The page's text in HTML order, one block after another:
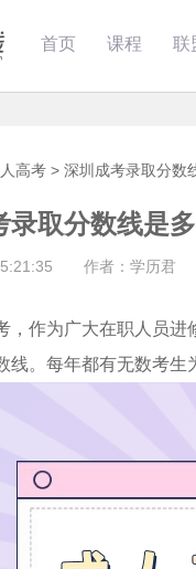
首页 课程 联
高考 > 深圳成考录取分数
录取分数线是
作者：学历君
，作为广大在职人员
线。每年都有无数考